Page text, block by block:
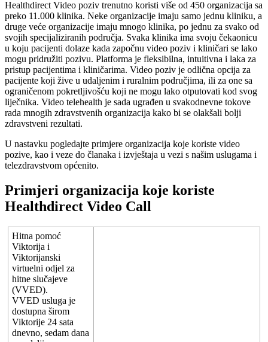
Healthdirect Video poziv trenutno koristi više od 450 organizacija sa
preko 11 .000 klinika. Neke organizacije imaju samo jednu kliniku, a
druge veće organizacije imaju mnogo klinika, po jednu za svako od
svojih specijaliziranih područja. Svaka klinika ima svoju čekaonicu
u koju pacijenti dolaze kada započnu video poziv i kliničari se lako
mogu pridružiti pozivu. Platforma je fleksibilna, intuitivna i laka za
pristup pacijentima i kliničarima. Video poziv je odlična opcija za
pacijente koji žive u udaljenim i ruralnim područjima, ili za one sa
ograničenom pokretljivošću koji ne mogu lako otputovati kod svog
liječnika. Video telehealth je sada ugrađen u svakodnevne tokove
rada mnogih zdravstvenih organizacija kako bi se olakšali bolji
zdravstveni rezultati.
U nastavku pogledajte primjere organizacija koje koriste video
pozive, kao i veze do članaka i izvještaja u vezi s našim uslugama i
telezdravstvom općenito.
Primjeri organizacija koje koriste
Healthdirect Video Call
Hitna pomoć
Viktorija i
Viktorijanski
virtuelni odjel za
hitne slučajeve
(VVED).
VVED usluga je
dostupna širom
Viktorije 24 sata
dnevno, sedam dana